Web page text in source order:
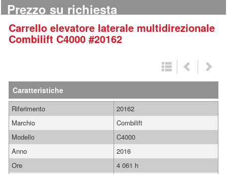
Prezzo su richiesta
Carrello elevatore laterale multidirezionale
Combilift C4000 #20162
Caratteristiche
Riferimento
20162
Marchio
Combilift
Modello
C4000
Anno
2016
Ore
4 061 h